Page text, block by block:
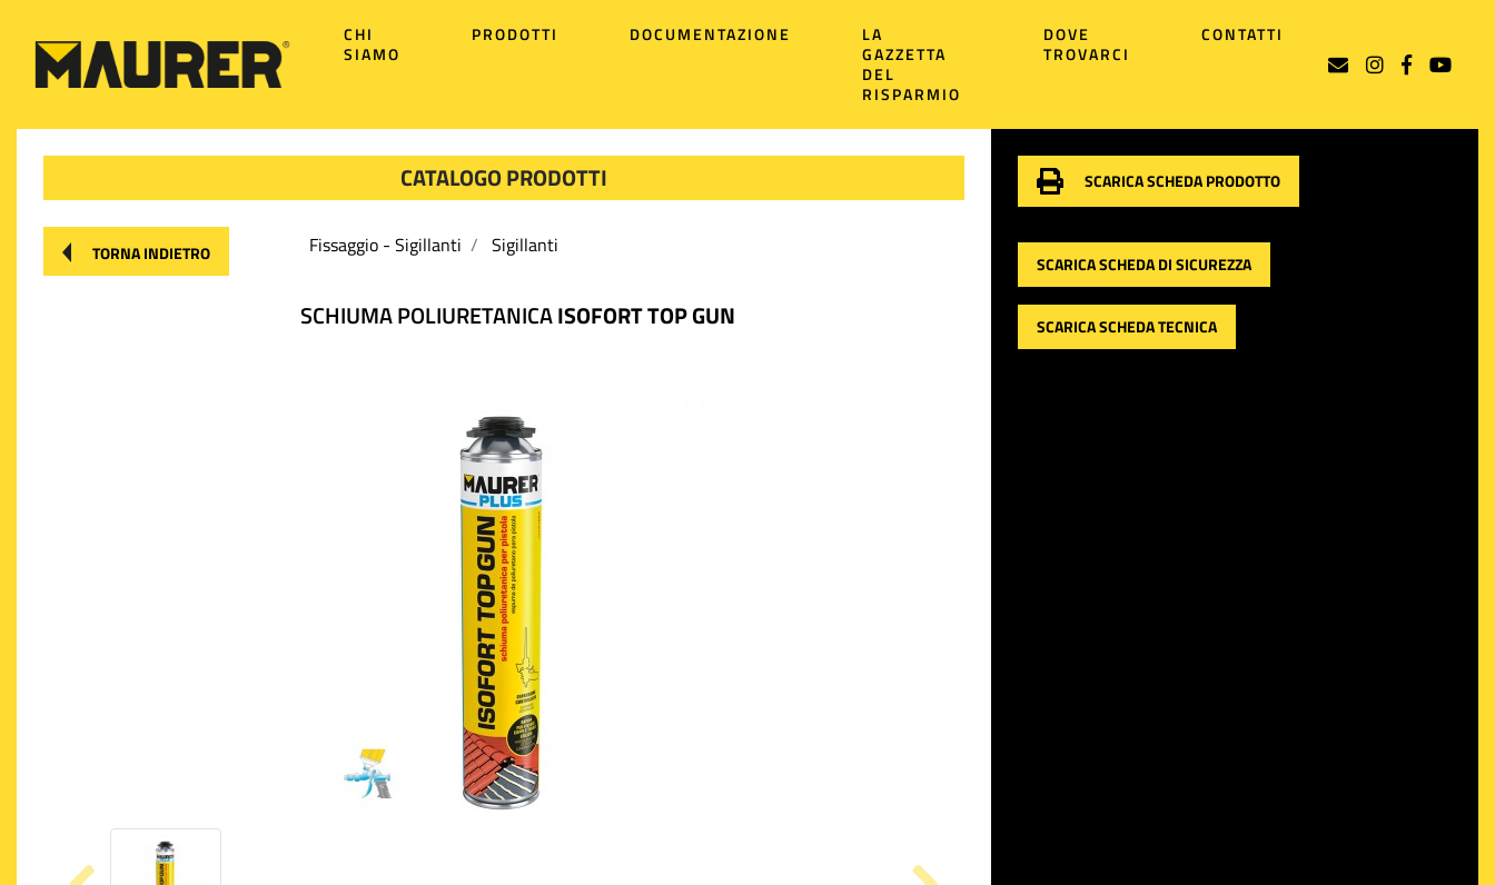
CHI
SIAMO
PRODOTTI DOCUMENTAZIONE
LA
GAZZETTA
DEL
RISPARMIO
DOVE
TROVARCI
CONTATTI
CATALOGO PRODOTTI
TORNA INDIETRO Fissaggio - Sigillanti Sigillanti
SCHIUMA POLIURETANICAISOFORT TOP GUN
SCARICA SCHEDA PRODOTTO
SCARICA SCHEDA DI SICUREZZA
SCARICA SCHEDA TECNICA